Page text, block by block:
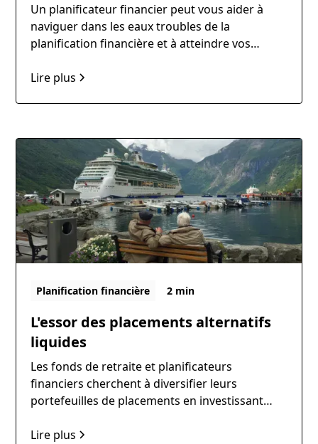
Un planificateur financier peut vous aider à
naviguer dans les eaux troubles de la
planification financière et à atteindre vos
Lire plus
Planification financière 2 min
L'essor des placements alternatifs
liquides
Les fonds de retraite et planificateurs
financiers cherchent à diversifier leurs
portefeuilles de placements en investissant
offrent des rendements potentiels élevés et
Lire plus